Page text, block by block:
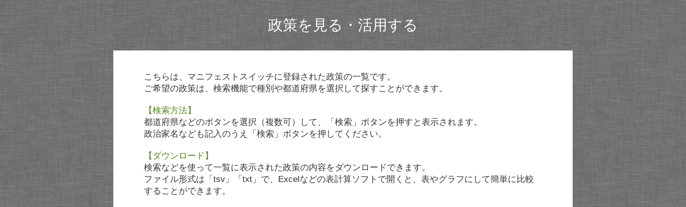
政策を見る・活用する
こちらは、マニフェストスイッチに登録された政策の一覧です。
ご希望の政策は、検索機能で種別や都道府県を選択して探すことができます。
【検索方法】
都道府県などのボタンを選択（複数可）して、「検索」ボタンを押すと表示されます。
政治家名なども記入のうえ「検索」ボタンを押してください。
【ダウンロード】
検索などを使って一覧に表示された政策の内容をダウンロードできます。
ファイル形式は「tsv」「txt」で、Excelなどの表計算ソフトで開くと、表やグラフにして簡単に比較
することができます。